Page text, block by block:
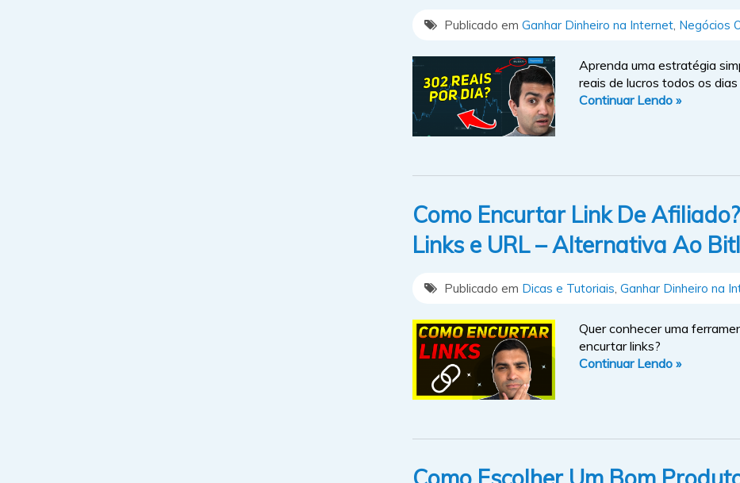
Publicado em Ganhar Dinheiro na Internet Negócios
Aprenda uma estratégia
reais de lucros todos os
Continuar Lendo »
Como Encurtar Link De
Links e URL – Alternativa Ao
Publicado em Dicas e Tutoriais Ganhar Dinheiro na
Quer conhecer uma
encurtar links?
Continuar Lendo »